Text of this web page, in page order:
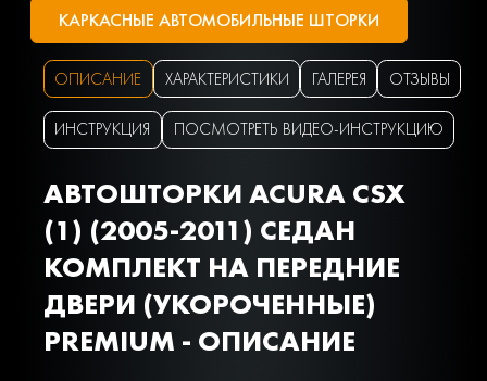
КАРКАСНЫЕ АВТОМОБИЛЬНЫЕ ШТОРКИ
ОПИСАНИЕ ХАРАКТЕРИСТИКИ ГАЛЕРЕЯ ОТЗЫВЫ
ИНСТРУКЦИЯ ПОСМОТРЕТЬ ВИДЕО-ИНСТРУКЦИЮ
АВТОШТОРКИ ACURA CSX
(1) (2005-2011) СЕДАН
КОМПЛЕКТ НА ПЕРЕДНИЕ
ДВЕРИ (УКОРОЧЕННЫЕ)
PREMIUM - ОПИСАНИЕ